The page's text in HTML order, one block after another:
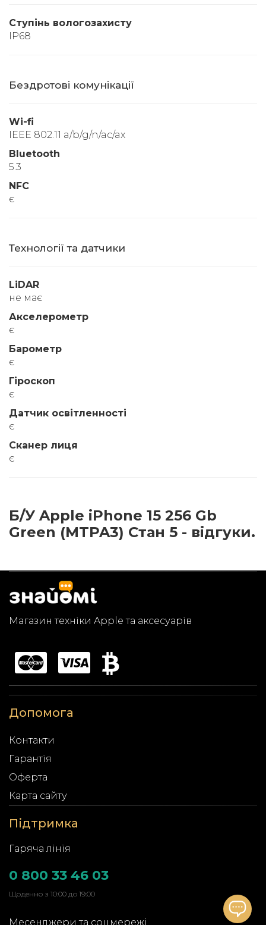
Ступінь вологозахисту
IP68
Бездротові комунікації
Wi-fi
IEEE 802.11 a/b/g/n/ac/ax
Bluetooth
5.3
NFC
є
Технології та датчики
LiDAR
не має
Акселерометр
є
Барометр
є
Гіроскоп
є
Датчик освітленності
є
Сканер лиця
є
Б/У Apple iPhone 15 256 Gb
Green (MTPA3) Стан 5 - відгуки.
Магазин техніки Apple та аксесуарів
Допомога
Контакти
Гарантія
Оферта
Карта сайту
Підтримка
Гаряча лінія
0 800 33 46 03
Щоденно з 10:00 до 19:00
Месенджери та соцмережі